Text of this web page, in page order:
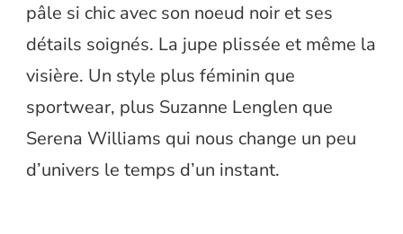
pâle si chic avec son noeud noir et ses
détails soignés. La jupe plissée et même la
visière. Un style plus féminin que
sportwear, plus Suzanne Lenglen que
Serena Williams qui nous change un peu
d’univers le temps d’un instant.